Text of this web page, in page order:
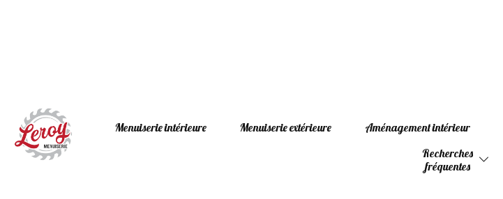
Menuiserie intérieure Menuiserie extérieure Aménagement intérieur
Recherches
fréquentes